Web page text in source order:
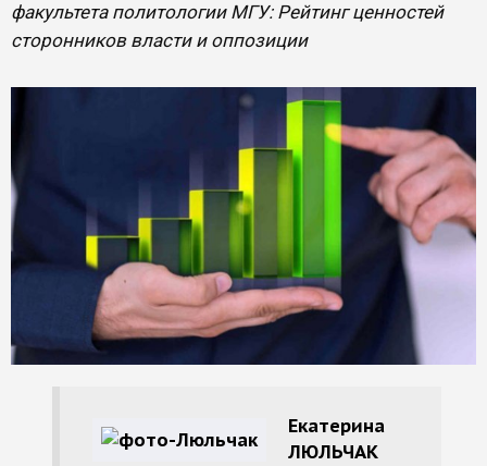
факультета политологии МГУ: Рейтинг ценностей
сторонников власти и оппозиции
Екатерина
ЛЮЛЬЧАК